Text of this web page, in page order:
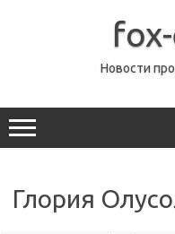
Новости
Глория